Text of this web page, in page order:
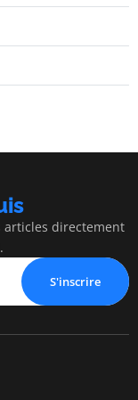
articles directement
S'inscrire